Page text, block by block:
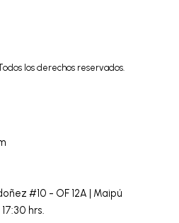
los derechos reservados.
#10 - OF 12A | Maipú
hrs.